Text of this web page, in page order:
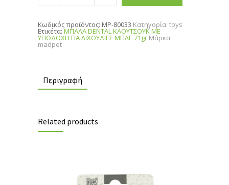
ΜΕ
ΛΙΧΟΥΔΙΕΣ
ΜΠΛΕ
71gr
quantity
Κωδικός προϊόντος: MP-80033 Κατηγορία: toys
Ετικέτα:ΜΠΑΛΑ DENTAL ΚΑΟΥΤΣΟΥΚ ΜΕ
ΥΠΟΔΟΧΗ ΓΙΑ ΛΙΧΟΥΔΙΕΣ ΜΠΛΕ 71gr Μάρκα:
madpet
Περιγραφή
Related products